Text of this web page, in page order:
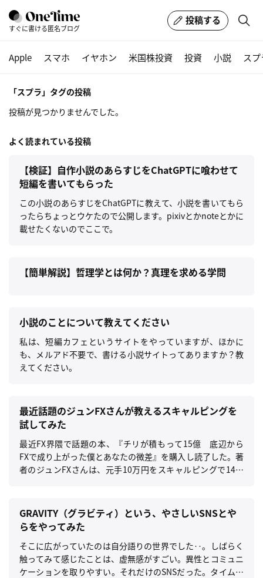
すぐに書ける匿名ブログ
投稿する
Apple スマホ イヤホン 米国株投資 投資 小説 ス
「スプラ」タグの投稿
投稿が見つかりませんでした。
よく読まれている投稿
【検証】自作小説のあらすじをChatGPTに喰わせて
短編を書いてもらった
この小説のあらすじをChatGPTに教えて、小説を書いてもら
ったらちょっとウケたので公開します。pixivとかnoteとかに
載せたくないのでここで。
【簡単解説】哲理学とは何か？真理を求める学問
小説のことについて教えてください
私は、短編カフェというサイトをやっていますが、ほかに
も、メルアド不要で、書ける小説サイトってありますか？教
えてください。
最近話題のジュンFXさんが教えるスキャルピングを
試してみた
最近FX界隈で話題の本、『チリが積もって15億 底辺から
FXで成り上がった僕とあなたの微差』を購入し読了した。著
者のジュンFXさんは、元手10万円をスキャルピングで14億
GRAVITY（グラビティ）という、やさしいSNSとや
らをやってみた
そこに広がっていたのは自分語りの世界でした‥。しばらく
触ってみて感じたことは、虚無感がすごい。異性とコミュニ
ケーションを取りやすい。それだけのSNSだった。タイムラ